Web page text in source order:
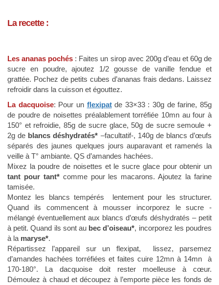
La recette :
Les ananas pochés : Faites un sirop avec 200g d’eau et 60g de
sucre en poudre, ajoutez 1/2 gousse de vanille fendue et
grattée. Pochez de petits cubes d’ananas frais dedans. Laissez
refroidir dans la cuisson et égouttez.
La dacquoise: Pour un flexipatde 33×33 : 30g de farine, 85g
de poudre de noisettes préalablement torréfiée 10mn au four à
150° et refroidie, 85g de sucre glace, 50g de sucre semoule +
2g de blancs déshydratés* –facultatif-, 140g de blancs d’œufs
séparés des jaunes quelques jours auparavant et ramenés la
veille à T° ambiante. QS d’amandes hachées.
Mixez la poudre de noisettes et le sucre glace pour obtenir un
tant pour tant* comme pour les macarons. Ajoutez la farine
tamisée.
Montez les blancs tempérés lentement pour les structurer.
Quand ils commencent à mousser incorporez le sucre -
mélangé éventuellement aux blancs d’œufs déshydratés – petit
à petit. Quand ils sont au bec d’oiseau*, incorporez les poudres
à la maryse*.
Répartissez l’appareil sur un flexipat, lissez, parsemez
d’amandes hachées torréfiées et faites cuire 12mn à 14mn à
170-180°. La dacquoise doit rester moelleuse à cœur.
Démoulez à chaud et découpez à l’emporte pièce les fonds de